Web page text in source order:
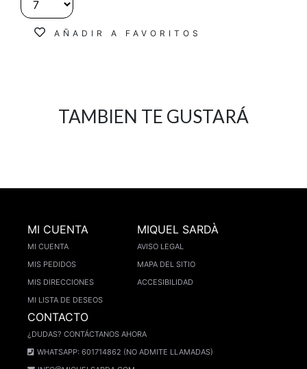
AÑADIR A FAVORITOS
TAMBIEN TE GUSTARÁ
MI CUENTA
MI CUENTA
MIS PEDIDOS
MIS DIRECCIONES
MI LISTA DE DESEOS
MIQUEL SARDÀ
AVISO LEGAL
MAPA DEL SITIO
ACCESIBILIDAD
CONTACTO
¿DUDAS? CONTÁCTANOS AHORA
WHATSAPP: 601714862 (NO ADMITE LLAMADAS)